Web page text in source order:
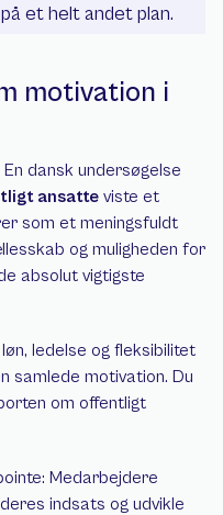
et helt andet plan.
motivation i
dansk undersøgelse
ansatte viste et
som et meningsfuldt
og muligheden for
absolut vigtigste
ledelse og fleksibilitet
samlede motivation. Du
om offentligt
Medarbejdere
indsats og udvikle